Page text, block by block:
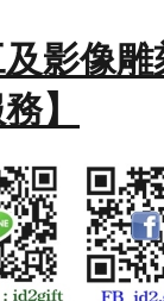
及影像
】